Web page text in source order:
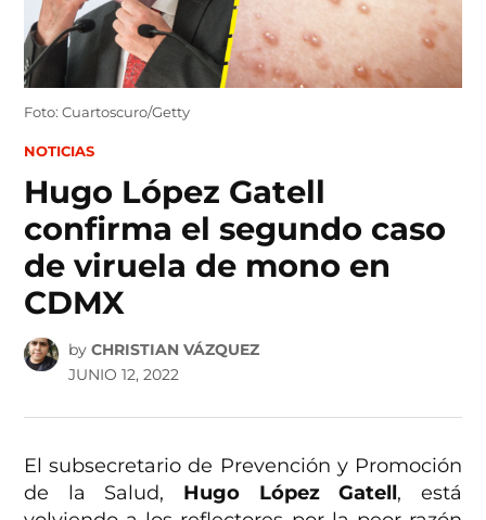
Foto: Cuartoscuro/Getty
POSTED
NOTICIAS
Hugo López Gatell
confirma el segundo caso
de viruela de mono en
CDMX
by CHRISTIAN VÁZQUEZ
JUNIO 12, 2022
El subsecretario de Prevención y Promoción
de la Salud, Hugo López Gatell, está